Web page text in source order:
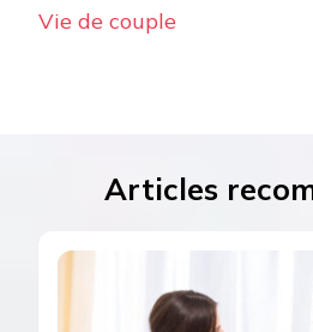
Vie de couple
Articles